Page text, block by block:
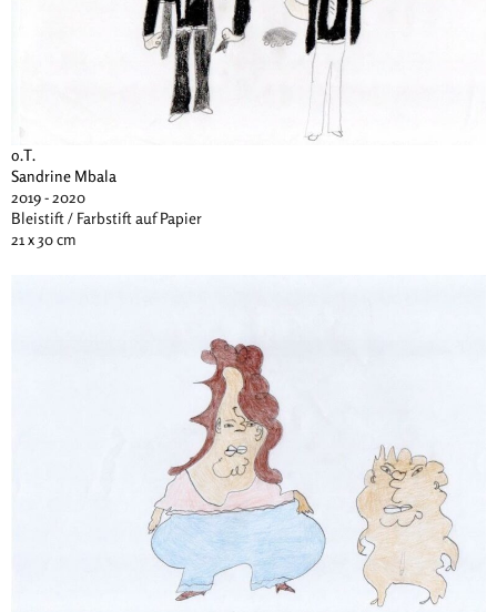
o.T.
Sandrine Mbala
2019 - 2020
Bleistift / Farbstift auf Papier
21 x 30 cm